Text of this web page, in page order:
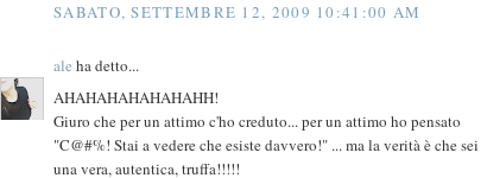
SABATO, SETTEMBRE 12, 2009 10:41:00 AM
ale ha detto...
AHAHAHAHAHAHAHH!
Giuro che per un attimo c'ho creduto... per un attimo ho pensato
"C@#%! Stai a vedere che esiste davvero!" ... ma la verità è che sei
una vera, autentica, truffa!!!!!